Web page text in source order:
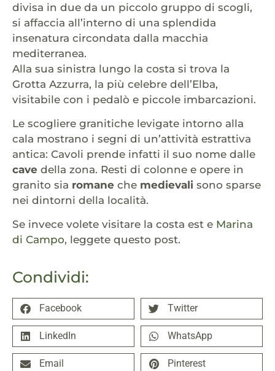
Condividi:
Facebook Twitter
LinkedIn WhatsApp
Email Pinterest
divisa in due da un piccolo gruppo di scogli,
si affaccia all’interno di una splendida
insenatura circondata dalla macchia
mediterranea.
Alla sua sinistra lungo la costa si trova la
Grotta Azzurra, la più celebre dell’Elba,
visitabile con i pedalò e piccole imbarcazioni.
Le scogliere granitiche levigate intorno alla
cala mostrano i segni di un’attività estrattiva
antica: Cavoli prende infatti il suo nome dalle
cave della zona. Resti di colonne e opere in
granito sia romane che medievali sono sparse
nei dintorni della località.
Se invece volete visitare la costa est e Marina
di Campo, leggete questo post.